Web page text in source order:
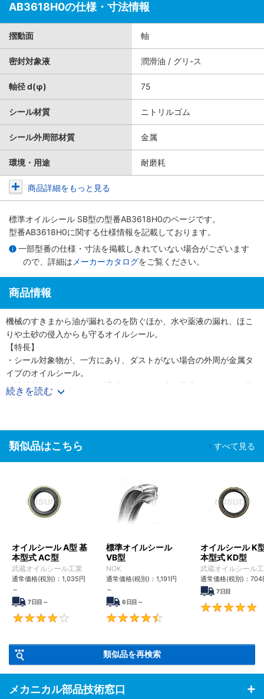
AB3618H0の仕様・寸法情報
摺動面 軸
密封対象液 潤滑油 / グリ-ス
軸径 d(φ) 75
シール材質 ニトリルゴム
シール外周部材質 金属
環境・用途 耐磨耗
商品詳細をもっと見る
標準オイルシール SB型の型番AB3618H0のページです。
型番AB3618H0に関する仕様情報を記載しております。
一部型番の仕様・寸法を掲載しきれていない場合がございます
ので、詳細は メーカーカタログをご覧ください。
商品情報
機械のすきまから油が漏れるのを防ぐほか、水や薬液の漏れ、ほこ
りや土砂の侵入からも守るオイルシール。
【特長】
・シール対象物が、一方にあり、ダストがない場合の外周が金属タ
イプのオイルシール。
・機械製品に使用される潤滑油をはじめ、水、薬液、ガスなどが機
械のすきまから漏れるのを防止。
・金属環にシールリップを構成する合成ゴムを焼付け接着し、運動
している部分のシールを可能に。
・油用でダストがない場合のシール。（圧力は、
max0.03MPa｛0.3kgf/cm2｝）
・自動車のエンジンや船舶、鉄道車輛、家電製品など、さまざまな
続きを読む
類似品はこちら すべて見る
オイルシール A型 基
本型式 AC型
武蔵オイルシール工業
通常価格(税別)： 1,035円
～
7日目～
4.2
標準オイルシール
VB型
NOK
通常価格(税別)： 1,191円
～
6日目～
オイルシール K
本型式 KD型
武蔵オイルシール
通常価格(税別)： 704
7日目
類似品を再検索
メカニカル部品技術窓口